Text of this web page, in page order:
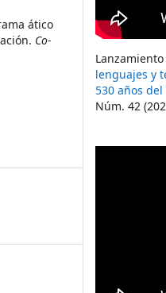
ático
Co-
lenguajes y
530 años
Núm. 42